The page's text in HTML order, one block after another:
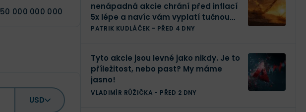
50 000 000 000
USD
nenápadná akcie chrání před inflací
5x lépe a navíc vám vyplatí tučnou
dividendu
PATRIK KUDLÁČEK - PŘED 4 DNY
Tyto akcie jsou levné jako nikdy. Je to
příležitost, nebo past? My máme
jasno!
VLADIMÍR RŮŽIČKA - PŘED 2 DNY